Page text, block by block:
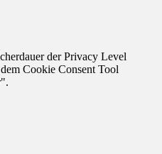
der Privacy Level
Cookie Consent Tool